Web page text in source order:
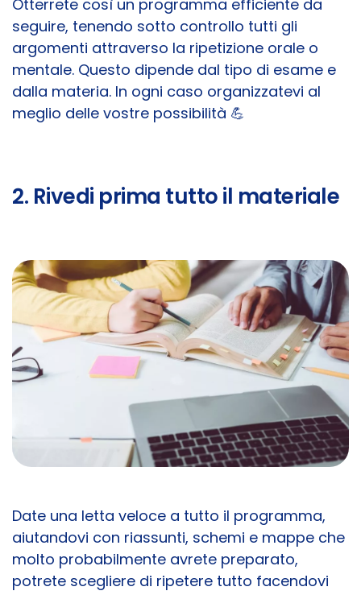
Otterrete così un programma efficiente da
seguire, tenendo sotto controllo tutti gli
argomenti attraverso la ripetizione orale o
mentale. Questo dipende dal tipo di esame e
dalla materia. In ogni caso organizzatevi al
meglio delle vostre possibilità 💪​
2. Rivedi prima tutto il materiale
Date una letta veloce a tutto il programma,
aiutandovi con riassunti, schemi e mappe che
molto probabilmente avrete preparato,
potrete scegliere di ripetere tutto facendovi